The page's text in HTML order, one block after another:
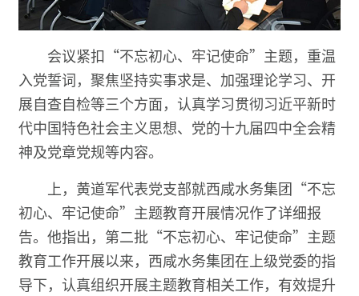
会议紧扣“不忘初心、牢记使命”主题，重温
入党誓词，聚焦坚持实事求是、加强理论学习、开
展自查自检等三个方面，认真学习贯彻习近平新时
代中国特色社会主义思想、党的十九届四中全会精
神及党章党规等内容。
上，黄道军代表党支部就西咸水务集团“不忘
初心、牢记使命”主题教育开展情况作了详细报
告。他指出，第二批“不忘初心、牢记使命”主题
教育工作开展以来，西咸水务集团在上级党委的指
导下，认真组织开展主题教育相关工作，有效提升